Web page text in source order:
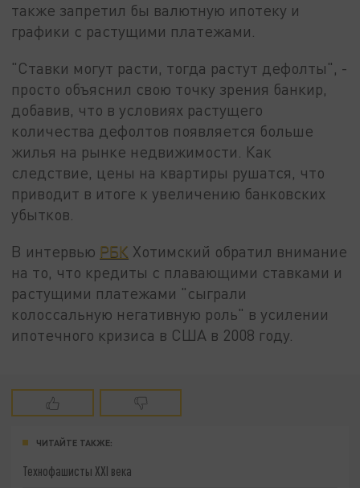
также запретил бы валютную ипотеку и
графики с растущими платежами.
"Ставки могут расти, тогда растут дефолты", -
просто объяснил свою точку зрения банкир,
добавив, что в условиях растущего
количества дефолтов появляется больше
жилья на рынке недвижимости. Как
следствие, цены на квартиры рушатся, что
приводит в итоге к увеличению банковских
убытков.
В интервью РБК Хотимский обратил внимание
на то, что кредиты с плавающими ставками и
растущими платежами "сыграли
колоссальную негативную роль" в усилении
ипотечного кризиса в США в 2008 году.
ЧИТАЙТЕ ТАКЖЕ:
Технофашисты XXI века